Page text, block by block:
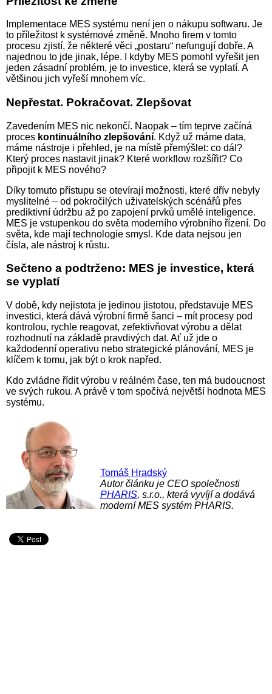
Implementace MES systému není jen o nákupu softwaru. Je
to příležitost k systémové změně. Mnoho firem v tomto
procesu zjistí, že některé věci „postaru“ nefungují dobře. A
najednou to jde jinak, lépe. I kdyby MES pomohl vyřešit jen
jeden zásadní problém, je to investice, která se vyplatí. A
většinou jich vyřeší mnohem víc.
Nepřestat. Pokračovat. Zlepšovat
Zavedením MES nic nekončí. Naopak – tím teprve začíná
proces kontinuálního zlepšování. Když už máme data,
máme nástroje i přehled, je na místě přemýšlet: co dál?
Který proces nastavit jinak? Které workflow rozšířit? Co
připojit k MES nového?
Díky tomuto přístupu se otevírají možnosti, které dřív nebyly
myslitelné – od pokročilých uživatelských scénářů přes
prediktivní údržbu až po zapojení prvků umělé inteligence.
MES je vstupenkou do světa moderního výrobního řízení. Do
světa, kde mají technologie smysl. Kde data nejsou jen
čísla, ale nástroj k růstu.
Sečteno a podtrženo: MES je investice, která
se vyplatí
V době, kdy nejistota je jedinou jistotou, představuje MES
investici, která dává výrobní firmě šanci – mít procesy pod
kontrolou, rychle reagovat, zefektivňovat výrobu a dělat
rozhodnutí na základě pravdivých dat. Ať už jde o
každodenní operativu nebo strategické plánování, MES je
klíčem k tomu, jak být o krok napřed.
Kdo zvládne řídit výrobu v reálném čase, ten má budoucnost
ve svých rukou. A právě v tom spočívá největší hodnota MES
systému.
Tomáš Hradský
Autor článku je CEO společnosti
PHARIS, s.r.o., která vyvíjí a dodává
moderní MES systém PHARIS.